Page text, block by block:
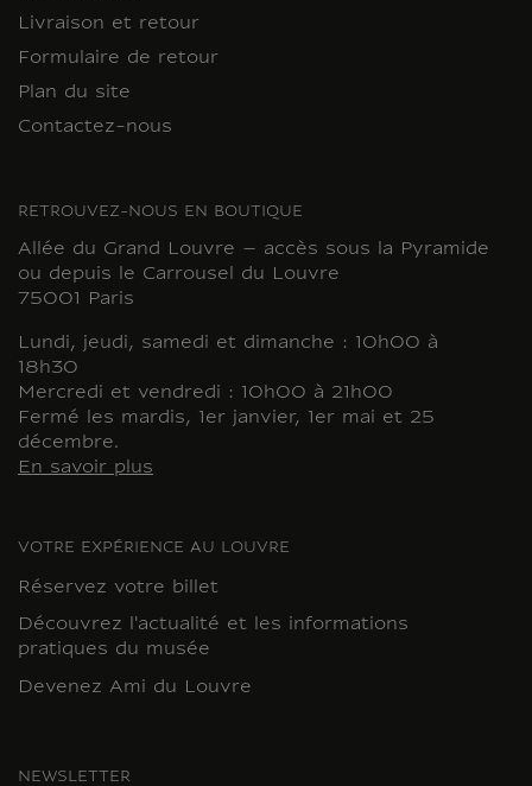
Livraison et retour
Formulaire de retour
Plan du site
Contactez-nous
RETROUVEZ-NOUS EN BOUTIQUE
Allée du Grand Louvre – accès sous la Pyramide
ou depuis le Carrousel du Louvre
75001 Paris
Lundi, jeudi, samedi et dimanche : 10h00 à
18h30
Mercredi et vendredi : 10h00 à 21h00
Fermé les mardis, 1er janvier, 1er mai et 25
décembre.
En savoir plus
VOTRE EXPÉRIENCE AU LOUVRE
Réservez votre billet
Découvrez l'actualité et les informations
pratiques du musée
Devenez Ami du Louvre
NEWSLETTER